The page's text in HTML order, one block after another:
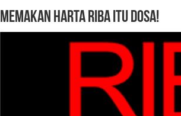
Memakan Harta Riba itu DOSA!